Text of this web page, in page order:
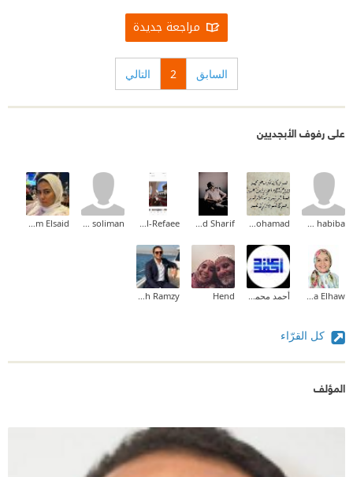
مراجعة جديدة
السابق 2 التالي
على رفوف الأبجديين
om habiba
SY Mohamad
Mohamed Khaled Sharif
Fatma Al-Refaee
waleed soliman
Mariam Elsaid
Lobna Elhaw أحمد محمود عيد Hend
Mina Mamdouh Ramzy
كل القرّاء
المؤلف